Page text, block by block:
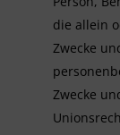
die allein
Zwecke
Zwecke